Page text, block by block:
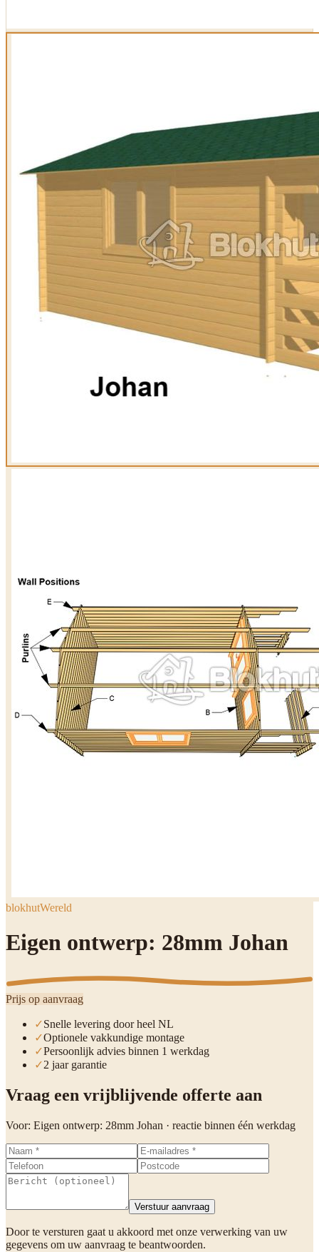
blokhutWereld
Eigen ontwerp: 28mm Johan
Prijs op aanvraag
✓Snelle levering door heel NL
✓Optionele vakkundige montage
✓Persoonlijk advies binnen 1 werkdag
✓2 jaar garantie
Vraag een vrijblijvende offerte aan
Voor: Eigen ontwerp: 28mm Johan · reactie binnen één werkdag
Verstuur aanvraag
Door te versturen gaat u akkoord met onze verwerking van uw
gegevens om uw aanvraag te beantwoorden.